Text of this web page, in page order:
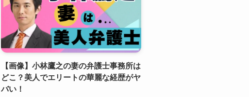
【画像】小林鷹之の妻の弁護士事務所は
どこ？美人でエリートの華麗な経歴がヤ
バい！